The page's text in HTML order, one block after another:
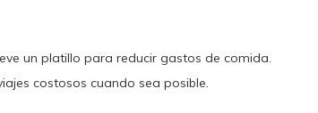
un platillo para reducir gastos de comida.
costosos cuando sea posible.